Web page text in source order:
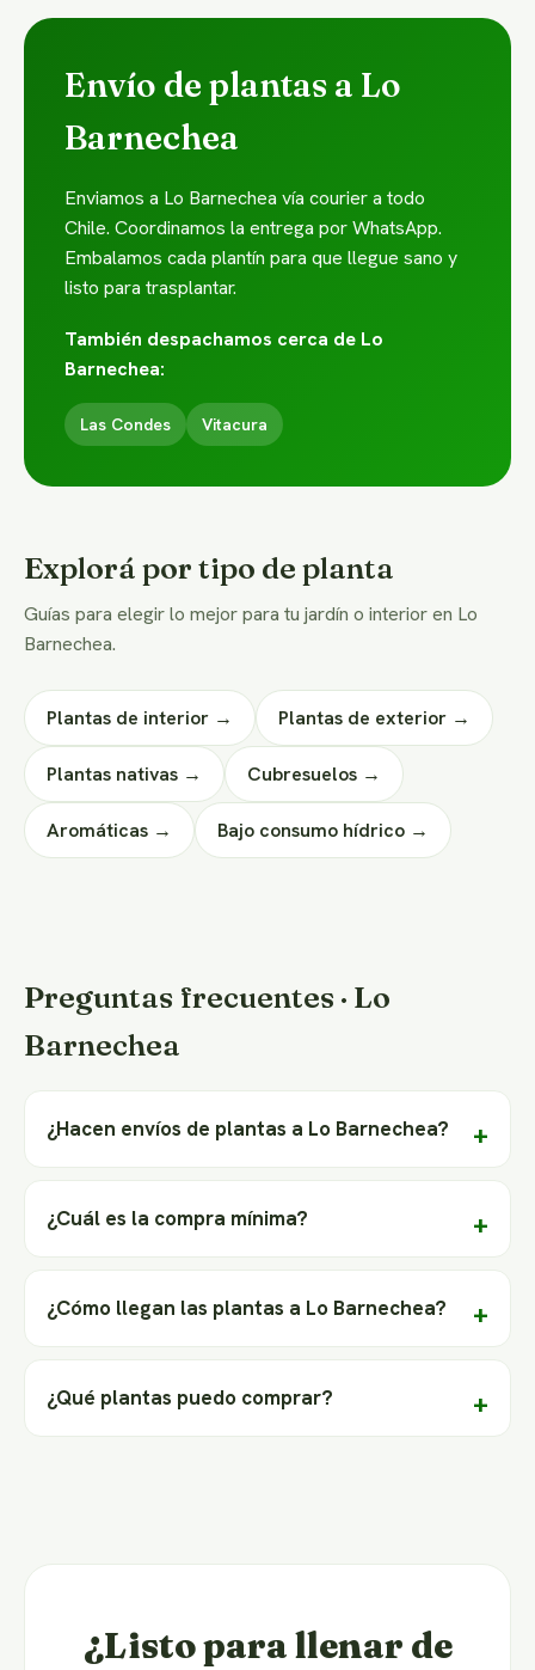
Envío de plantas a Lo
Barnechea
Enviamos a Lo Barnechea vía courier a todo
Chile. Coordinamos la entrega por WhatsApp.
Embalamos cada plantín para que llegue sano y
listo para trasplantar.
También despachamos cerca de Lo
Barnechea:
Las Condes Vitacura
Explorá por tipo de planta
Guías para elegir lo mejor para tu jardín o interior en Lo
Barnechea.
Plantas de interior → Plantas de exterior →
Plantas nativas → Cubresuelos →
Aromáticas → Bajo consumo hídrico →
Preguntas frecuentes · Lo
Barnechea
¿Hacen envíos de plantas a Lo Barnechea?
¿Cuál es la compra mínima?
¿Cómo llegan las plantas a Lo Barnechea?
¿Qué plantas puedo comprar?
¿Listo para llenar de